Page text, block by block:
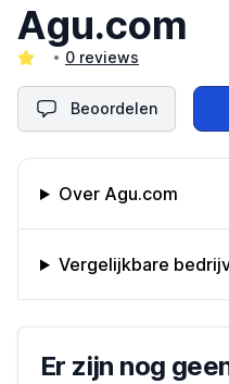
Agu.com
0 reviews
Beoordelen
Omschrijving bedrijf
Over Agu.com
Vergelijkbare
Bedrijfs reviews
Er zijn nog